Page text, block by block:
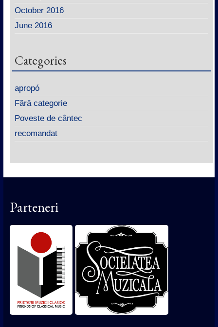
October 2016
June 2016
Categories
apropó
Fără categorie
Poveste de cântec
recomandat
Parteneri